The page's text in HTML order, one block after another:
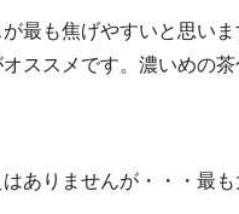
最も焦げやすいと思い
ススメです。濃いめの
ありませんが・・・最も